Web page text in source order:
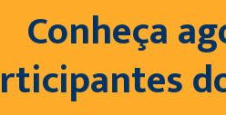
Conheça